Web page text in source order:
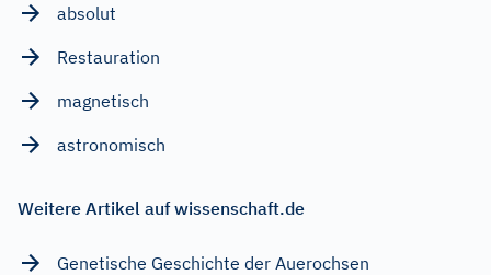
absolut
Restauration
magnetisch
astronomisch
Weitere Artikel auf wissenschaft.de
Genetische Geschichte der Auerochsen